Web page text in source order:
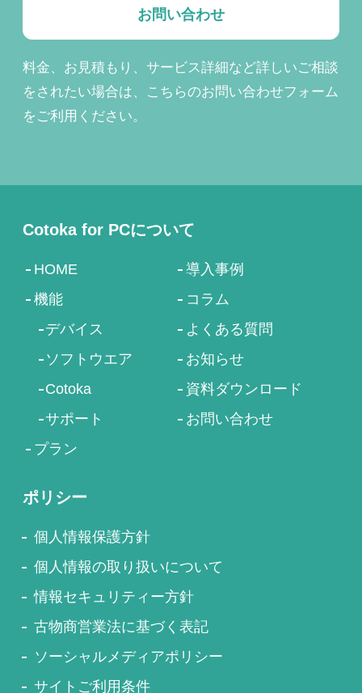
お問い合わせ
料金、お見積もり、サービス詳細など詳しいご相談
をされたい場合は、こちらのお問い合わせフォーム
をご利用ください。
Cotoka for PCについて
HOME
機能
デバイス
ソフトウエア
Cotoka
サポート
プラン
導入事例
コラム
よくある質問
お知らせ
資料ダウンロード
お問い合わせ
ポリシー
個人情報保護方針
個人情報の取り扱いについて
情報セキュリティー方針
古物商営業法に基づく表記
ソーシャルメディアポリシー
サイトご利用条件